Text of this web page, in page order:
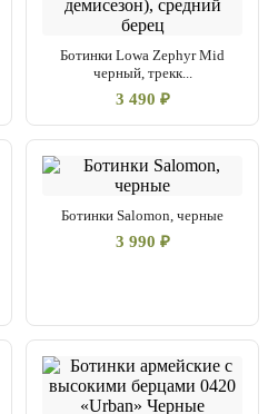
Ботинки Lowa Zephyr Mid
черный, трекк...
3 490 ₽
Ботинки Salomon, черные
3 990 ₽